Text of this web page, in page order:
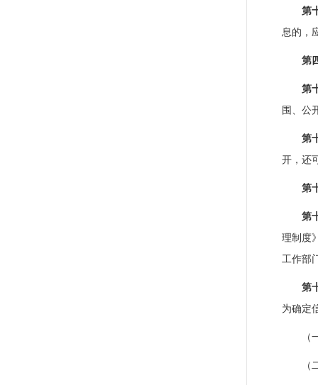
第
息的，
第
第
围、公
第
开，还
第
第
理制度
工作部
第
为确定